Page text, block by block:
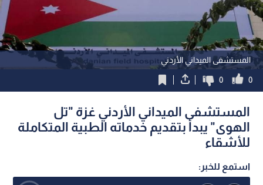
المستشفى الميداني الأردني
0
0
المستشفى الميداني الأردني غزة "تل
الهوى" يبدأ بتقديم خدماته الطبية المتكاملة
للأشقاء
استمع للخبر: